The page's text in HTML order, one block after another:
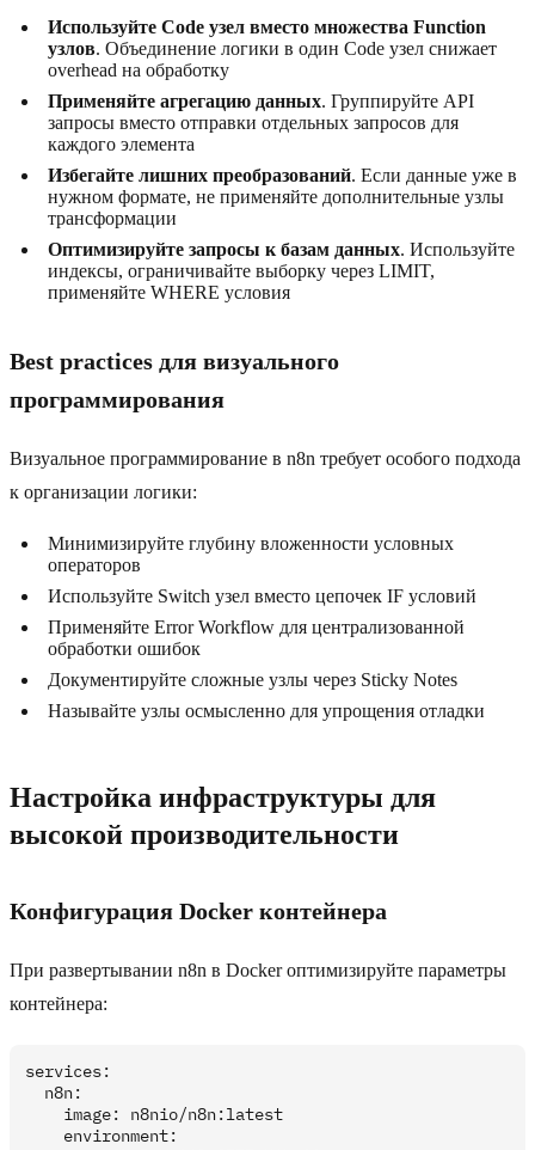
Используйте Code узел вместо множества Function
узлов. Объединение логики в один Code узел снижает
overhead на обработку
Применяйте агрегацию данных. Группируйте API
запросы вместо отправки отдельных запросов для
каждого элемента
Избегайте лишних преобразований. Если данные уже в
нужном формате, не применяйте дополнительные узлы
трансформации
Оптимизируйте запросы к базам данных. Используйте
индексы, ограничивайте выборку через LIMIT,
применяйте WHERE условия
Best practices для визуального
программирования
Визуальное программирование в n8n требует особого подхода
к организации логики:
Минимизируйте глубину вложенности условных
операторов
Используйте Switch узел вместо цепочек IF условий
Применяйте Error Workflow для централизованной
обработки ошибок
Документируйте сложные узлы через Sticky Notes
Называйте узлы осмысленно для упрощения отладки
Настройка инфраструктуры для
высокой производительности
Конфигурация Docker контейнера
При развертывании n8n в Docker оптимизируйте параметры
контейнера:
services:
  n8n:
    image: n8nio/n8n:latest
    environment: